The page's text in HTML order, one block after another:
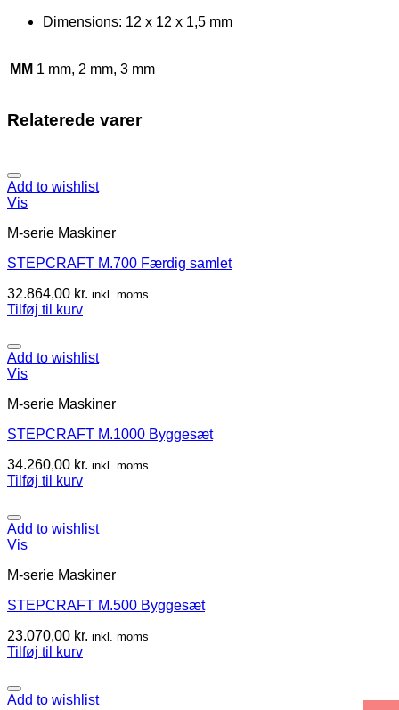
Dimensions: 12 x 12 x 1,5 mm
MM 1 mm, 2 mm, 3 mm
Relaterede varer
Add to wishlist
Vis
M-serie Maskiner
STEPCRAFT M.700 Færdig samlet
32.864,00 kr. inkl. moms
Tilføj til kurv
Add to wishlist
Vis
M-serie Maskiner
STEPCRAFT M.1000 Byggesæt
34.260,00 kr. inkl. moms
Tilføj til kurv
Add to wishlist
Vis
M-serie Maskiner
STEPCRAFT M.500 Byggesæt
23.070,00 kr. inkl. moms
Tilføj til kurv
Add to wishlist